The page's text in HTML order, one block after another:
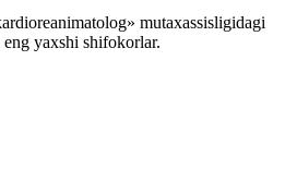
mutaxassisligidagi
yaxshi shifokorlar.